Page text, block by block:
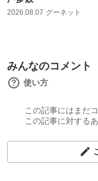
2026.08.07 グーネット
みんなのコメント
使い方
この記事にはまだ
この記事に対する